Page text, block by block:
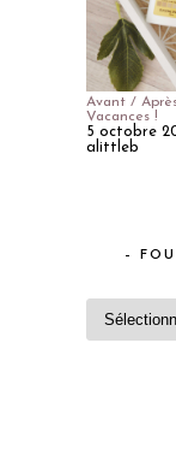
Avant /
Vacances !
5 octobre
alittleb
–